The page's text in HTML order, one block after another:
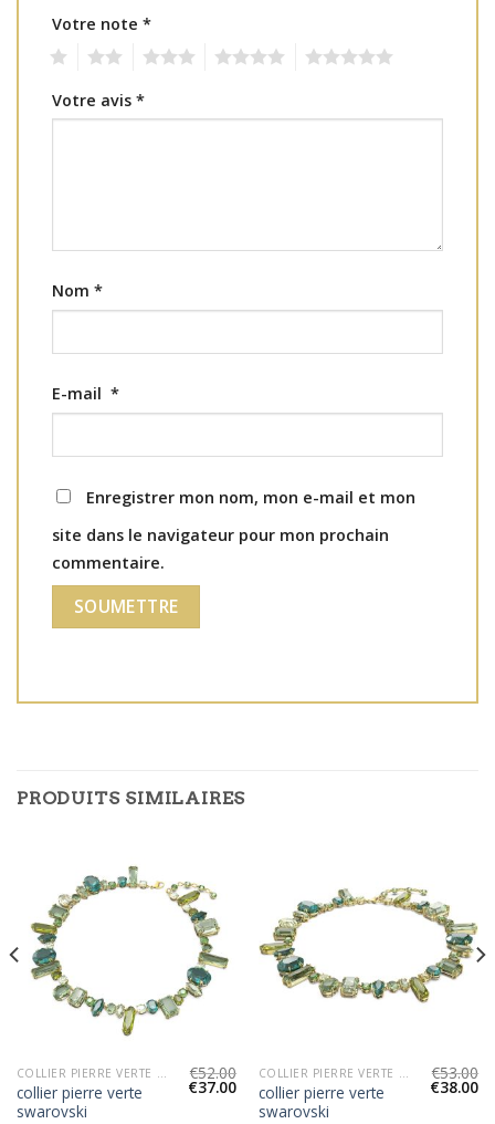
Votre note *
Votre avis *
Nom *
E-mail *
Enregistrer mon nom, mon e-mail et mon
site dans le navigateur pour mon prochain
commentaire.
PRODUITS SIMILAIRES
COLLIER PIERRE VERTE SWAROVSKI
collier pierre verte
swarovski
€52.00
€37.00
COLLIER PIERRE VERTE SWAROVSKI
collier pierre verte
swarovski
€53.00
€38.00